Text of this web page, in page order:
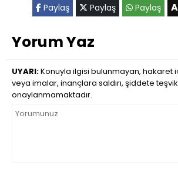
Paylaş Paylaş Paylaş A
Yorum Yaz
UYARI:Konuyla ilgisi bulunmayan, hakaret
veya imalar, inançlara saldırı, şiddete
onaylanmamaktadır.